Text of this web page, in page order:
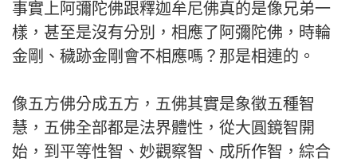
事實上阿彌陀佛跟釋迦牟尼佛真的是像兄弟一
樣，甚至是沒有分別，相應了阿彌陀佛，時輪
金剛、穢跡金剛會不相應嗎？那是相連的。
像五方佛分成五方，五佛其實是象徵五種智
慧，五佛全部都是法界體性，從大圓鏡智開
始，到平等性智、妙觀察智、成所作智，綜合